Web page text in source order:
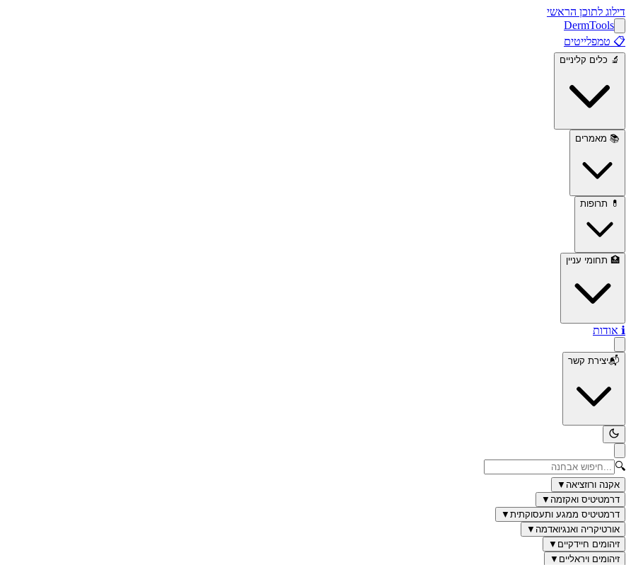
דילוג לתוכן הראשי
DermTools
📋 טמפלייטים
🔬 כלים קליניים
📚 מאמרים
💊 תרופות
🏥 תחומי עניין
ℹ️ אודות
📬יצירת קשר
🔍
אקנה ורוזציאה ▼
דרמטיטיס ואקזמה ▼
דרמטיטיס ממגע ותעסוקתית ▼
אורטיקריה ואנגיואדמה ▼
זיהומים חיידקיים ▼
זיהומים ויראליים ▼